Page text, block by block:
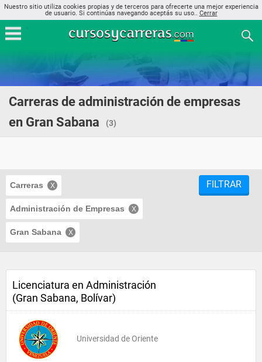
Nuestro sitio utiliza cookies propias y de terceros para ofrecerte una mejor experiencia
de usuario. Si continúas navegando aceptás su uso.. Cerrar
Carreras de administración de empresas
en Gran Sabana
(3)
Carreras
Administración de Empresas
Gran Sabana
FILTRAR
Licenciatura en Administración
(Gran Sabana, Bolívar)
Universidad de Oriente